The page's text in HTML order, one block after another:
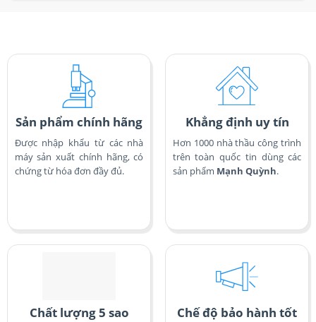
Sản phẩm chính hãng
Được nhập khẩu từ các nhà
máy sản xuất chính hãng, có
chứng từ hóa đơn đầy đủ.
Khẳng định uy tín
Hơn 1000 nhà thầu công trình
trên toàn quốc tin dùng các
sản phẩm Mạnh Quỳnh.
Chất lượng 5 sao Chế độ bảo hành tốt